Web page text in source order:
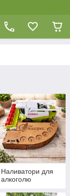
Наливатори для
алкоголю